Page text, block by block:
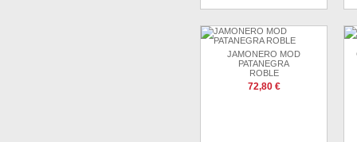
JAMONERO MOD
PATANEGRA
ROBLE
72,80 €